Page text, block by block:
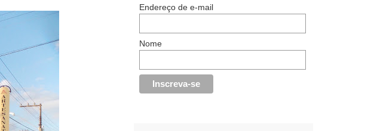
Endereço de e-mail
Nome